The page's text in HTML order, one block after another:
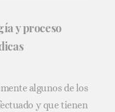
y proceso
algunos de los
y que tienen